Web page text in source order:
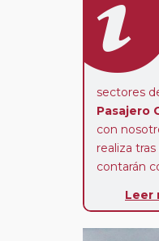
sectores
Pasajero
con
realiza
contarán
Leer